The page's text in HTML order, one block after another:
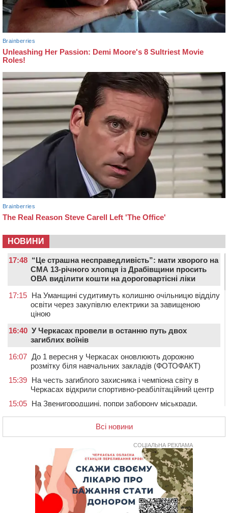
НОВИНИ
17:48 “Це страшна несправедливість”: мати хворого на
СМА 13-річного хлопця із Драбівщини просить
ОВА виділити кошти на дороговартісні ліки
17:15 На Уманщині судитимуть колишню очільницю відділу
освіти через закупівлю електрики за завищеною
ціною
16:40 У Черкасах провели в останню путь двох
загиблих воїнів
16:07 До 1 вересня у Черкасах оновлюють дорожню
розмітку біля навчальних закладів (ФОТОФАКТ)
15:39 На честь загиблого захисника і чемпіона світу в
Черкасах відкрили спортивно-реабілітаційний центр
15:05 На Звенигородщині, попри заборону міськради,
У Каневі аномальна спека призвела до перебоїв у
роботі електромереж та комунальних служб
На Черкащині намолотили перший мільйон тонн
зерна нового врожаю
На Кам’янщині сталася масштабна пожежа
сміттєзвалища
На Черкащині сьогодні очікують грози, зливи, град та
шквали до 22 м/с
Всі новини
СОЦІАЛЬНА РЕКЛАМА